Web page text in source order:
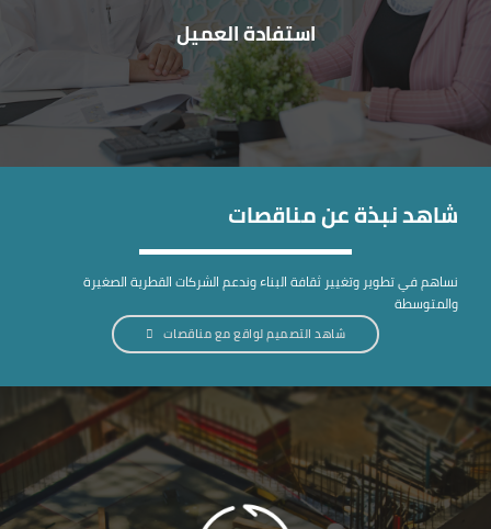
استفادة العميل
شاهد نبذة عن مناقصات
نساهم في تطوير وتغيير ثقافة البناء وندعم الشركات القطرية الصغيرة
والمتوسطة
شاهد التصميم لواقع مع مناقصات